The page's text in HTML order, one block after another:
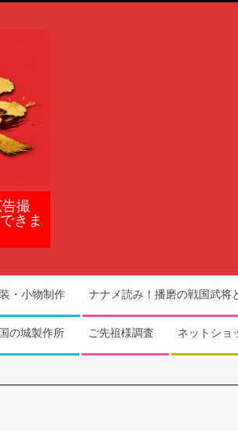
撮
きま
・小物制作 ナナメ読み！播磨の戦国武将
の城製作所 ご先祖様調査 ネットショ